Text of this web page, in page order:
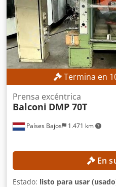
Termina en
Países Bajos 1.471 km
Prensa excéntrica
Balconi DMP 70T
En
Estado: listo para usar